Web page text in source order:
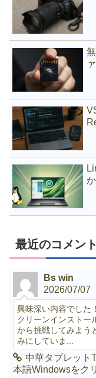
最近のコメント
Bs win
2026/07/07
興味深い内容でした
クリーンインストー
から挑戦してみよう
みにしていま...
中華タブレット
本語Windowsをク